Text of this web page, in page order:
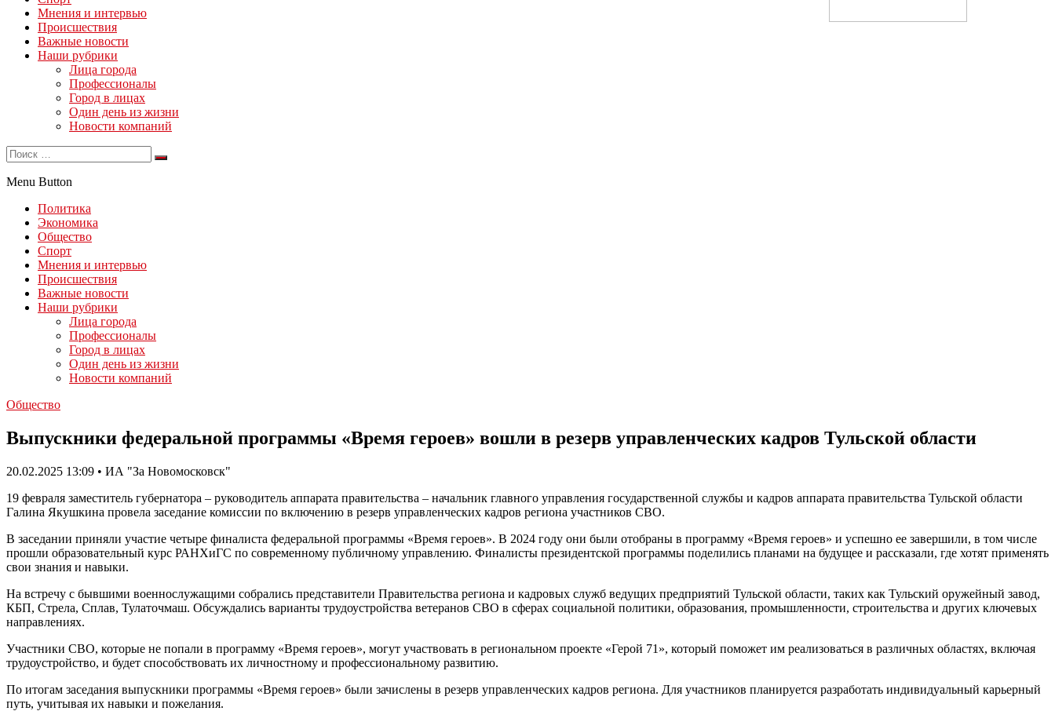
Мнения и интервью
Происшествия
Важные новости
Наши рубрики
Лица города
Профессионалы
Город в лицах
Один день из жизни
Новости компаний
Menu Button
Политика
Экономика
Общество
Спорт
Мнения и интервью
Происшествия
Важные новости
Наши рубрики
Лица города
Профессионалы
Город в лицах
Один день из жизни
Новости компаний
Общество
Выпускники федеральной программы «Время героев» вошли в резерв управленческих кадров Тульской области
20.02.2025 13:09 • ИА "За Новомосковск"
19 февраля заместитель губернатора – руководитель аппарата правительства – начальник главного управления государственной службы и кадров аппарата правительства Тульской области
Галина Якушкина провела заседание комиссии по включению в резерв управленческих кадров региона участников СВО.
В заседании приняли участие четыре финалиста федеральной программы «Время героев». В 2024 году они были отобраны в программу «Время героев» и успешно ее завершили, в том числе
прошли образовательный курс РАНХиГС по современному публичному управлению. Финалисты президентской программы поделились планами на будущее и рассказали, где хотят применять
свои знания и навыки.
На встречу с бывшими военнослужащими собрались представители Правительства региона и кадровых служб ведущих предприятий Тульской области, таких как Тульский оружейный завод,
КБП, Стрела, Сплав, Тулаточмаш. Обсуждались варианты трудоустройства ветеранов СВО в сферах социальной политики, образования, промышленности, строительства и других ключевых
направлениях.
Участники СВО, которые не попали в программу «Время героев», могут участвовать в региональном проекте «Герой 71», который поможет им реализоваться в различных областях, включая
трудоустройство, и будет способствовать их личностному и профессиональному развитию.
По итогам заседания выпускники программы «Время героев» были зачислены в резерв управленческих кадров региона. Для участников планируется разработать индивидуальный карьерный
путь, учитывая их навыки и пожелания.